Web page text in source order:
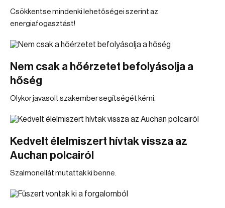
Csökkentse mindenki lehetőségei szerint az
energiafogasztást!
Nem csak a hőérzetet befolyásolja a
hőség
Olykor javasolt szakember segítségét kérni.
Kedvelt élelmiszert hívtak vissza az
Auchan polcairól
Szalmonellát mutattak ki benne.